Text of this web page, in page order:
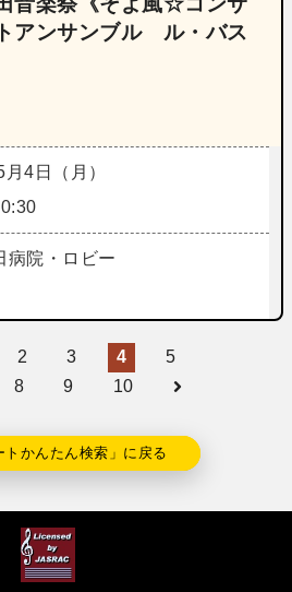
アンサンブル ル・バス
4日（月）
病院・ロビー
2 3 4
5
8 9 10
かんたん検索」に戻る